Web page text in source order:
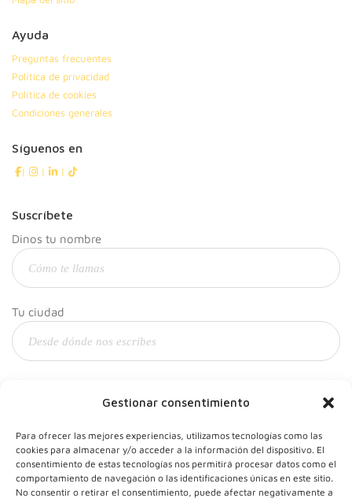
Gestionar consentimiento
Para ofrecer las mejores experiencias, utilizamos tecnologías como las
cookies para almacenar y/o acceder a la información del dispositivo. El
consentimiento de estas tecnologías nos permitirá procesar datos como el
comportamiento de navegación o las identificaciones únicas en este sitio.
No consentir o retirar el consentimiento, puede afectar negativamente a
Ayuda
Preguntas frecuentes
Política de privacidad
Política de cookies
Condiciones generales
Síguenos en
| | |
Suscríbete
Dinos tu nombre
Tu ciudad